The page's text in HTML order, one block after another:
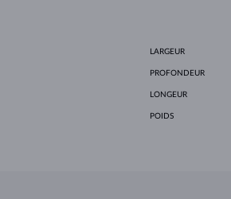
LARGEUR
PROFONDEUR
LONGEUR
POIDS